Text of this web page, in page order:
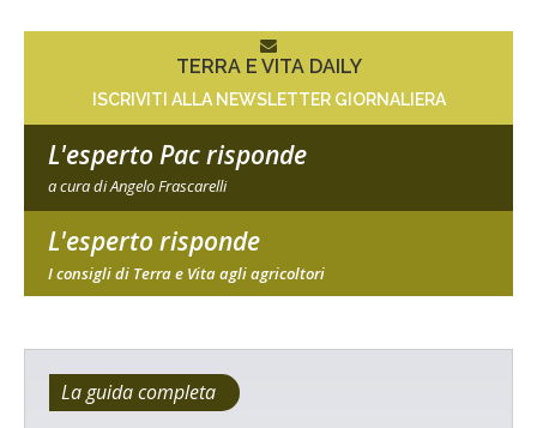
TERRA E VITA DAILY
ISCRIVITI ALLA NEWSLETTER GIORNALIERA
L'esperto Pac risponde
a cura di Angelo Frascarelli
L'esperto risponde
I consigli di Terra e Vita agli agricoltori
La guida completa